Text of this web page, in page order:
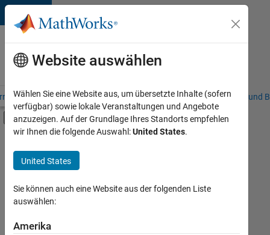
Weiter zum Inhalt
Karriere
bei
MathWorks
– Übersicht Stellensuche Niederlassungen Studierende und
Umschaltung für Off-Canvas-
Hauptinhalt
Praktika
Customer Support
Education Sales
Inside Sales
Marketing Communications
+7
Derzeit
Website auswählen
Wählen Sie eine Website aus, um übersetzte Inhalte (sofern
verfügbar) sowie lokale Veranstaltungen und Angebote
anzuzeigen. Auf der Grundlage Ihres Standorts empfehlen
wir Ihnen die folgende Auswahl:United States.
United States
Sie können auch eine Website aus der folgenden Liste
auswählen:
Amerika